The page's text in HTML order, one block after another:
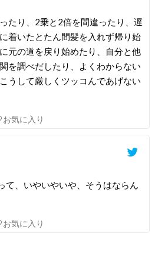
たり、2乗と2倍を間違ったり、遅
着いたとたん間髪を入れず帰り始
元の道を戻り始めたり、自分と他
を調べだしたり、よくわからない
うして厳しくツッコんであげない
お気に入り
て、いやいやいや、そうはならん
お気に入り